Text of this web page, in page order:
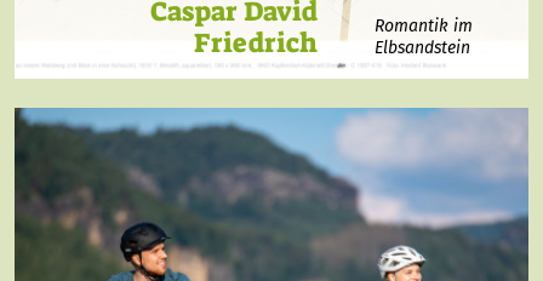
Caspar David
Friedrich
Romantik im
Elbsandstein